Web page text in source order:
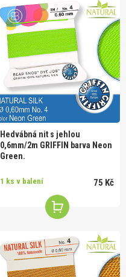
Hedvábná nit s jehlou
0,6mm/2m GRIFFIN barva Neon
Green.
1 ks v balení 75 Kč